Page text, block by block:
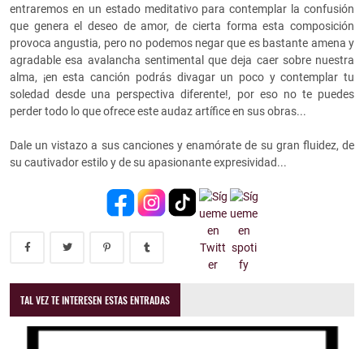
entraremos en un estado meditativo para contemplar la confusión
que genera el deseo de amor, de cierta forma esta composición
provoca angustia, pero no podemos negar que es bastante amena y
agradable esa avalancha sentimental que deja caer sobre nuestra
alma, ¡en esta canción podrás divagar un poco y contemplar tu
soledad desde una perspectiva diferente!, por eso no te puedes
perder todo lo que ofrece este audaz artífice en sus obras...
Dale un vistazo a sus canciones y enamórate de su gran fluidez, de
su cautivador estilo y de su apasionante expresividad...
TAL VEZ TE INTERESEN ESTAS ENTRADAS